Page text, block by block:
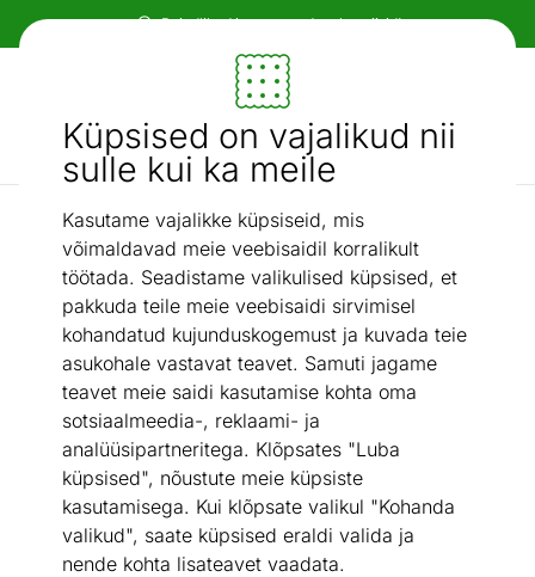
Küpsised on vajalikud nii
sulle kui ka meile
Kasutame vajalikke küpsiseid, mis
võimaldavad meie veebisaidil korralikult
töötada. Seadistame valikulised küpsised, et
pakkuda teile meie veebisaidi sirvimisel
kohandatud kujunduskogemust ja kuvada teie
asukohale vastavat teavet. Samuti jagame
teavet meie saidi kasutamise kohta oma
sotsiaalmeedia-, reklaami- ja
analüüsipartneritega. Klõpsates "Luba
küpsised", nõustute meie küpsiste
kasutamisega. Kui klõpsate valikul "Kohanda
valikud", saate küpsised eraldi valida ja
nende kohta lisateavet vaadata.
Paindlikud ja mugavad makseviisid!
Mööbel ja sisustus - ON24
Otsi...
AI otsing
Aed ja terrass / Päikesevari Milin + LED Ø 3 m